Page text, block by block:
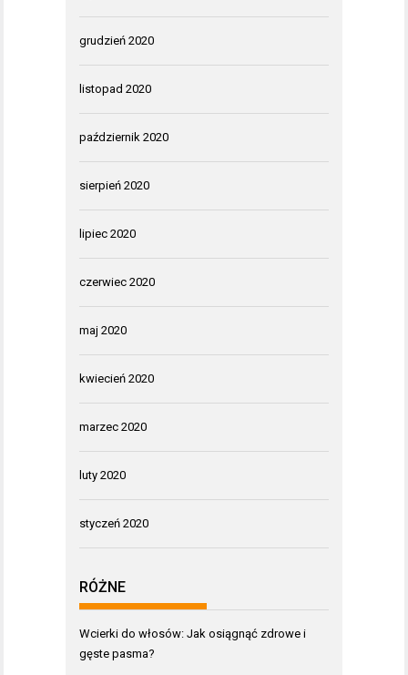
grudzień 2020
listopad 2020
październik 2020
sierpień 2020
lipiec 2020
czerwiec 2020
maj 2020
kwiecień 2020
marzec 2020
luty 2020
styczeń 2020
RÓŻNE
Wcierki do włosów: Jak osiągnąć zdrowe i
gęste pasma?